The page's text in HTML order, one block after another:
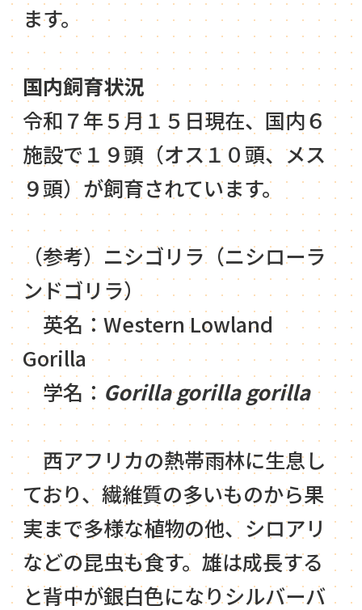
ます。
国内飼育状況
令和７年５月１５日現在、国内６
施設で１９頭（オス１０頭、メス
９頭）が飼育されています。
（参考）ニシゴリラ（ニシローラ
ンドゴリラ）
英名：Western Lowland
Gorilla
学名： Gorilla gorilla gorilla
西アフリカの熱帯雨林に生息し
ており、繊維質の多いものから果
実まで多様な植物の他、シロアリ
などの昆虫も食す。雄は成長する
と背中が銀白色になりシルバーバ